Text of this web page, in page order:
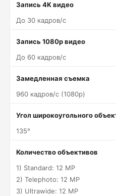
Запись 4K видео
До 30 кадров/c
Запись 1080p видео
До 60 кадров/c
Замедленная съемка
960 кадров/c (1080p)
Угол широкоугольного
135°
Количество объективов
1) Standard: 12 MP
2) Telephoto: 12 MP
3) Ultrawide: 12 MP